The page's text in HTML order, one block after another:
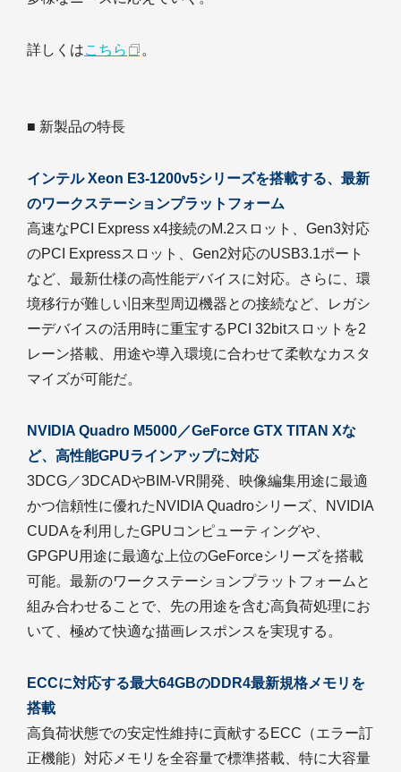
詳しくはこちら 。
■ 新製品の特長
インテル Xeon E3-1200v5シリーズを搭載する、最新
のワークステーションプラットフォーム
高速なPCI Express x4接続のM.2スロット、Gen3対応
のPCI Expressスロット、Gen2対応のUSB3.1ポート
など、最新仕様の高性能デバイスに対応。さらに、環
境移行が難しい旧来型周辺機器との接続など、レガシ
ーデバイスの活用時に重宝するPCI 32bitスロットを2
レーン搭載、用途や導入環境に合わせて柔軟なカスタ
マイズが可能だ。
NVIDIA Quadro M5000／GeForce GTX TITAN Xな
ど、高性能GPUラインアップに対応
3DCG／3DCADやBIM-VR開発、映像編集用途に最適
かつ信頼性に優れたNVIDIA Quadroシリーズ、NVIDIA
CUDAを利用したGPUコンピューティングや、
GPGPU用途に最適な上位のGeForceシリーズを搭載
可能。最新のワークステーションプラットフォームと
組み合わせることで、先の用途を含む高負荷処理にお
いて、極めて快適な描画レスポンスを実現する。
ECCに対応する最大64GBのDDR4最新規格メモリを
搭載
高負荷状態での安定性維持に貢献するECC（エラー訂
正機能）対応メモリを全容量で標準搭載、特に大容量